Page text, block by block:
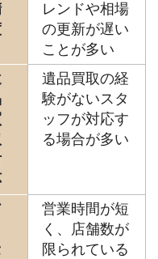
レンドや相場
の更新が遅い
ことが多い
遺品買取の経
験がないスタ
ッフが対応す
る場合が多い
営業時間が短
く、店舗数が
限られている